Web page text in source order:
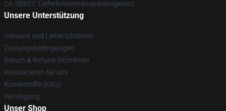
CA SB657: Lieferkettentransparenzgesetz
Unsere Unterstützung
Versand und Lieferrichtlinien
Zahlungsbedingungen
Return & Refund Richtlinien
Kontaktieren Sie uns
Kundenhilfe (FAQ)
Werdegang
Unser Shop